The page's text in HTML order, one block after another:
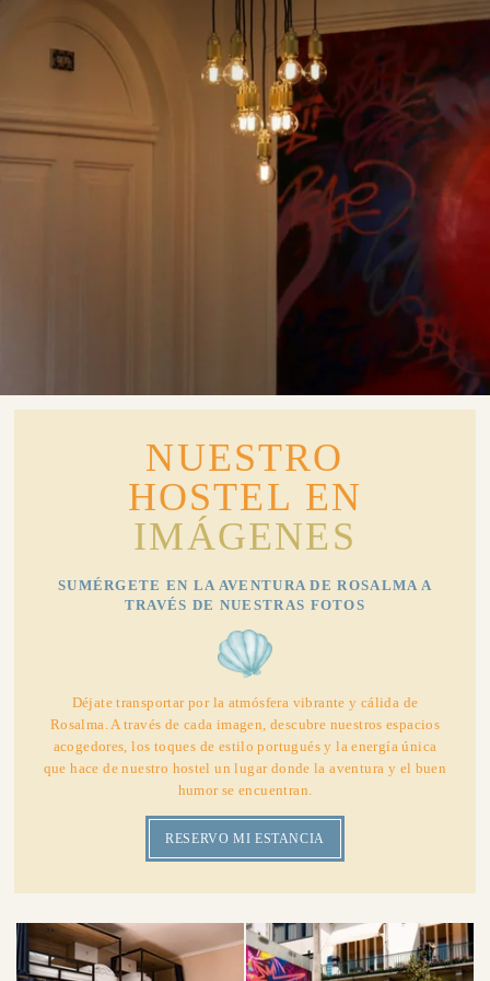
NUESTRO
HOSTEL EN
IMÁGENES
SUMÉRGETE EN LA AVENTURA DE ROSALMA A
TRAVÉS DE NUESTRAS FOTOS
Déjate transportar por la atmósfera vibrante y cálida de
Rosalma. A través de cada imagen, descubre nuestros espacios
acogedores, los toques de estilo portugués y la energía única
que hace de nuestro hostel un lugar donde la aventura y el buen
humor se encuentran.
RESERVO MI ESTANCIA